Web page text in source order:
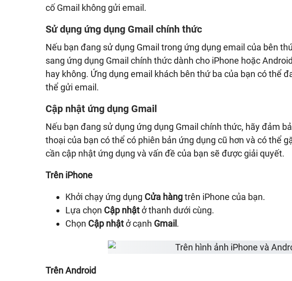
cố Gmail không gửi email.
Sử dụng ứng dụng Gmail chính thức
Nếu bạn đang sử dụng Gmail trong ứng dụng email của bên
sang ứng dụng Gmail chính thức dành cho iPhone hoặc
hay không. Ứng dụng email khách bên thứ ba của bạn có thể
thể gửi email.
Cập nhật ứng dụng Gmail
Nếu bạn đang sử dụng ứng dụng Gmail chính thức, hãy đảm
thoại của bạn có thể có phiên bản ứng dụng cũ hơn và có thể
cần cập nhật ứng dụng và vấn đề của bạn sẽ được giải quyết.
Trên iPhone
Khởi chạy ứng dụng Cửa hàngtrên iPhone của bạn.
Lựa chọn Cập nhậtở thanh dưới cùng.
Chọn Cập nhậtở cạnh Gmail.
Trên Android